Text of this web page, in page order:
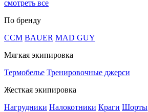
смотреть все
По бренду
CCM BAUER MAD GUY
Мягкая экипировка
Термобелье Тренировочные джерси
Жесткая экипировка
Нагрудники Налокотники Краги Шорты